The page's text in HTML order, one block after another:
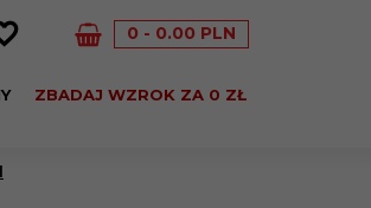
0 0.00 PLN
ZBADAJ WZROK ZA 0 ZŁ